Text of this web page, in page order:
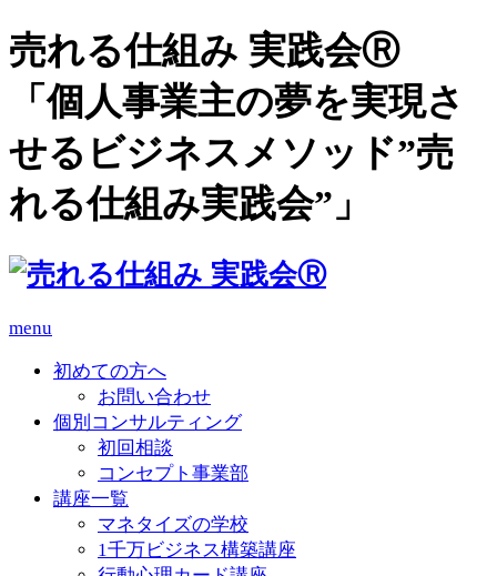
売れる仕組み 実践会Ⓡ
「個人事業主の夢を実現さ
せるビジネスメソッド”売
れる仕組み実践会”」
menu
初めての方へ
お問い合わせ
個別コンサルティング
初回相談
コンセプト事業部
講座一覧
マネタイズの学校
1千万ビジネス構築講座